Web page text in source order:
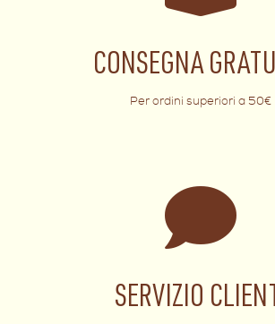
CONSEGNA
Per ordini superiori a 50€
SERVIZIO